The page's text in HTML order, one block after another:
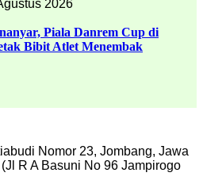
2026
Piala Danrem Cup di
Bibit Atlet Menembak
Nomor 23, Jombang, Jawa
R A Basuni No 96 Jampirogo